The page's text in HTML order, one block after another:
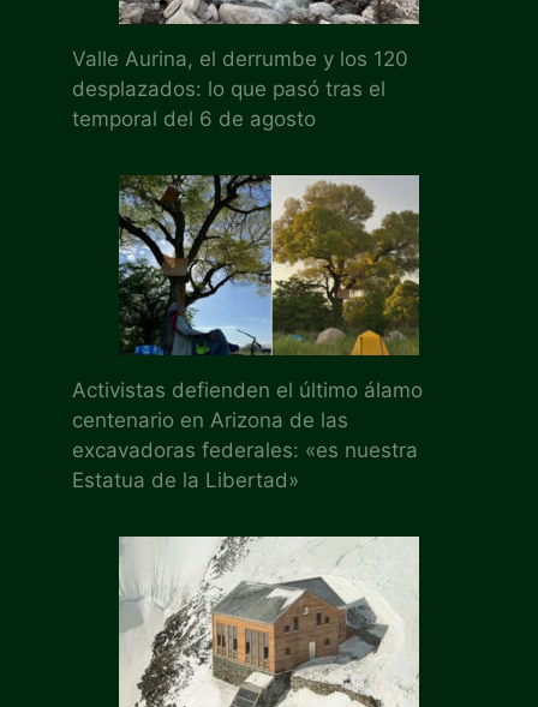
Valle Aurina, el derrumbe y los 120
desplazados: lo que pasó tras el
temporal del 6 de agosto
Activistas defienden el último álamo
centenario en Arizona de las
excavadoras federales: «es nuestra
Estatua de la Libertad»